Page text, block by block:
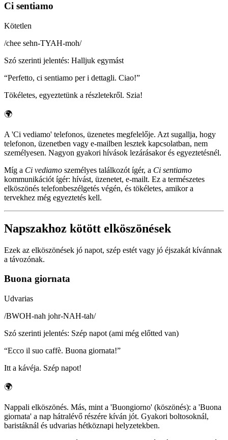
Ci sentiamo
Kötetlen
/chee sehn-TYAH-moh/
Szó szerinti jelentés: Halljuk egymást
“Perfetto, ci sentiamo per i dettagli. Ciao!”
Tökéletes, egyeztetünk a részletekről. Szia!
🌍
A 'Ci vediamo' telefonos, üzenetes megfelelője. Azt sugallja, hogy
telefonon, üzenetben vagy e-mailben lesztek kapcsolatban, nem
személyesen. Nagyon gyakori hívások lezárásakor és egyeztetésnél.
Míg a Ci vediamo személyes találkozót ígér, a Ci sentiamo
kommunikációt ígér: hívást, üzenetet, e-mailt. Ez a természetes
elköszönés telefonbeszélgetés végén, és tökéletes, amikor a
tervekhez még egyeztetés kell.
Napszakhoz kötött elköszönések
Ezek az elköszönések jó napot, szép estét vagy jó éjszakát kívánnak
a távozónak.
Buona giornata
Udvarias
/BWOH-nah johr-NAH-tah/
Szó szerinti jelentés: Szép napot (ami még előtted van)
“Ecco il suo caffè. Buona giornata!”
Itt a kávéja. Szép napot!
🌍
Nappali elköszönés. Más, mint a 'Buongiorno' (köszönés): a 'Buona
giornata' a nap hátralévő részére kíván jót. Gyakori boltosoknál,
baristáknál és udvarias hétköznapi helyzetekben.